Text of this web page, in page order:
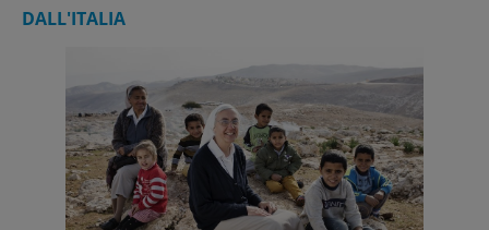
DALL'ITALIA